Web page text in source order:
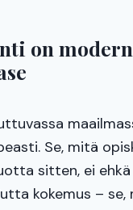
on
Se, mitä
sitten, ei
kokemus –